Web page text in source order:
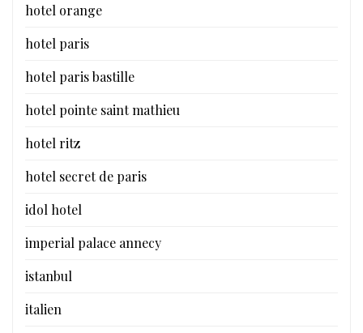
hotel orange
hotel paris
hotel paris bastille
hotel pointe saint mathieu
hotel ritz
hotel secret de paris
idol hotel
imperial palace annecy
istanbul
italien